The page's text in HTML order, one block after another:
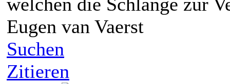
Eugen van Vaerst
Suchen
Zitieren